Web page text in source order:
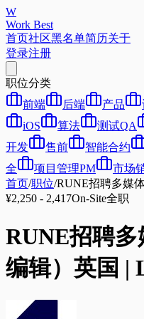
W
Work Best
首页社区黑名单简历关于
登录注册
职位分类
前端
后端 产品
iOS
算法 测试QA
开发
售前 智能合约
全
项目管理PM 市场
首页/职位/RUNE招聘多媒
¥2,250 - 2,417On-Site全职
RUNE招聘
编辑）英国 |